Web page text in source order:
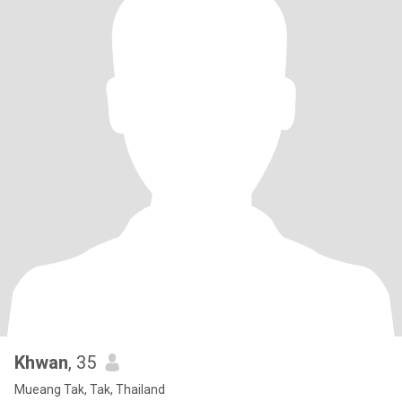
Khwan, 35
Mueang Tak, Tak, Thailand